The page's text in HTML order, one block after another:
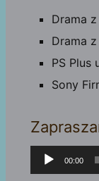
Drama
Drama
PS Plus
Sony
Odtwarzacz
plików
00:00